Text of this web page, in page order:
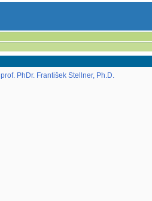
prof. PhDr. František Stellner, Ph.D.